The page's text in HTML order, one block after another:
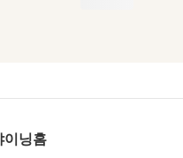
이닝홈